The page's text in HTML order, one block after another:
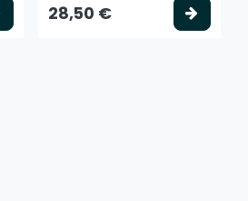
Valitse vaihtoehto
28,50 €